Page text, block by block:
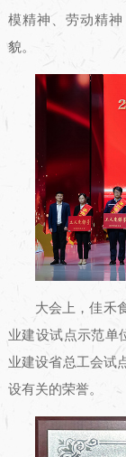
模精神、劳动精
貌。
大会上，佳禾
业建设试点示范单
业建设省总工会试
设有关的荣誉。